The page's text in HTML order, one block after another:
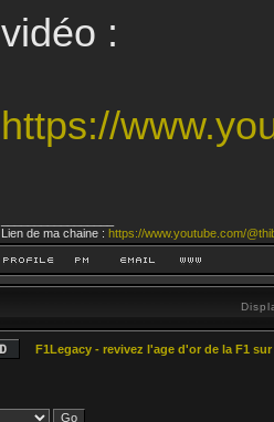
vidéo :
https://
Lien de ma chaine : https://www.youtube.com/
F1Legacy - revivez l'age d'or de la F1